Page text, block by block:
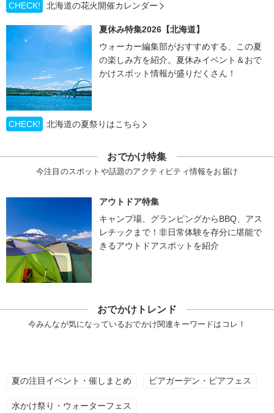
CHECK!
北海道の花火開催カレンダー
夏休み特集2026【北海道】
ウォーカー編集部がおすすめする、この夏
の楽しみ方を紹介。夏休みイベント＆おで
かけスポット情報が盛りだくさん！
CHECK! 北海道の夏祭りはこちら
おでかけ特集
今注目のスポットや話題のアクティビティ情報をお届け
アウトドア特集
キャンプ場、グランピングからBBQ、アス
レチックまで！非日常体験を存分に堪能で
きるアウトドアスポットを紹介
おでかけトレンド
今みんなが気になっているおでかけ関連キーワードはコレ！
夏の注目イベント・催しまとめ ビアガーデン・ビアフェス
水かけ祭り・ウォーターフェス